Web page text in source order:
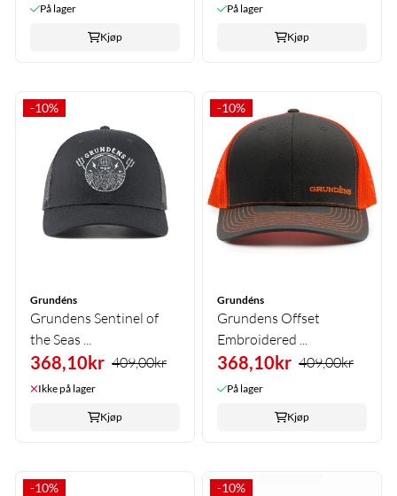
På lager
Kjøp
På lager
Kjøp
-10%
Grundéns
Grundens Sentinel of
the Seas ...
368,10kr 409,00kr
Ikke på lager
Kjøp
-10%
Grundéns
Grundens Offset
Embroidered ...
368,10kr 409,00kr
På lager
Kjøp
-10% -10%